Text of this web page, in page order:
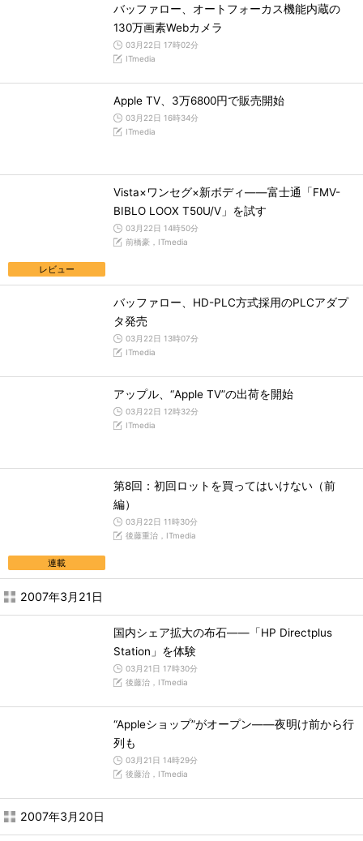
バッファロー、オートフォーカス機能内蔵の
130万画素Webカメラ
03月22日 17時02分
ITmedia
Apple TV、3万6800円で販売開始
03月22日 16時34分
ITmedia
レビュー
Vista×ワンセグ×新ボディ――富士通「FMV-
BIBLO LOOX T50U/V」を試す
03月22日 14時50分
前橋豪，ITmedia
バッファロー、HD-PLC方式採用のPLCアダプ
タ発売
03月22日 13時07分
ITmedia
アップル、“Apple TV”の出荷を開始
03月22日 12時32分
ITmedia
連載
第8回：初回ロットを買ってはいけない（前
編）
03月22日 11時30分
後藤重治，ITmedia
2007年3月21日
国内シェア拡大の布石――「HP Directplus
Station」を体験
03月21日 17時30分
後藤治，ITmedia
“Appleショップ”がオープン――夜明け前から行
列も
03月21日 14時29分
後藤治，ITmedia
2007年3月20日